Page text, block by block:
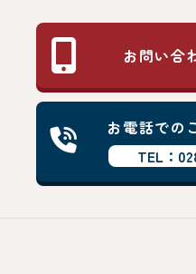
お問い合
お電話での
TEL：